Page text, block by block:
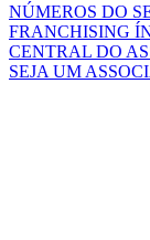
NÚMEROS DO
FRANCHISING
CENTRAL DO
SEJA UM